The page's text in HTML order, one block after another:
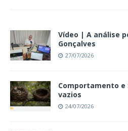
Vídeo | A análise
Gonçalves
27/07/2026
Comportamento e
vazios
24/07/2026